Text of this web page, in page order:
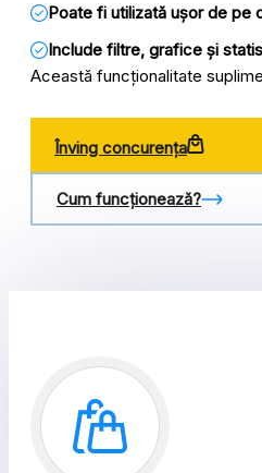
Poate fi utilizată ușor de pe
Include filtre, grafice și
Această funcționalitate
Înving concurența
Cum funcționează?